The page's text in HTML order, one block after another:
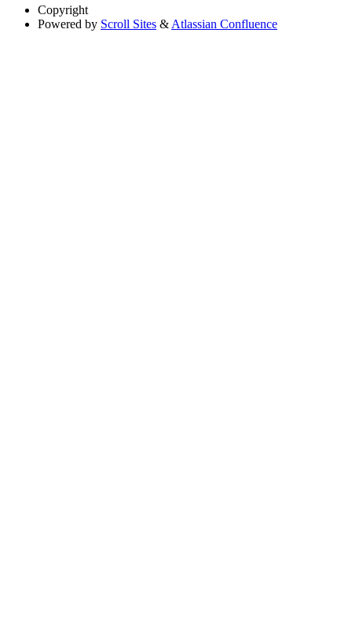
Copyright
Powered by Scroll Sites & Atlassian Confluence